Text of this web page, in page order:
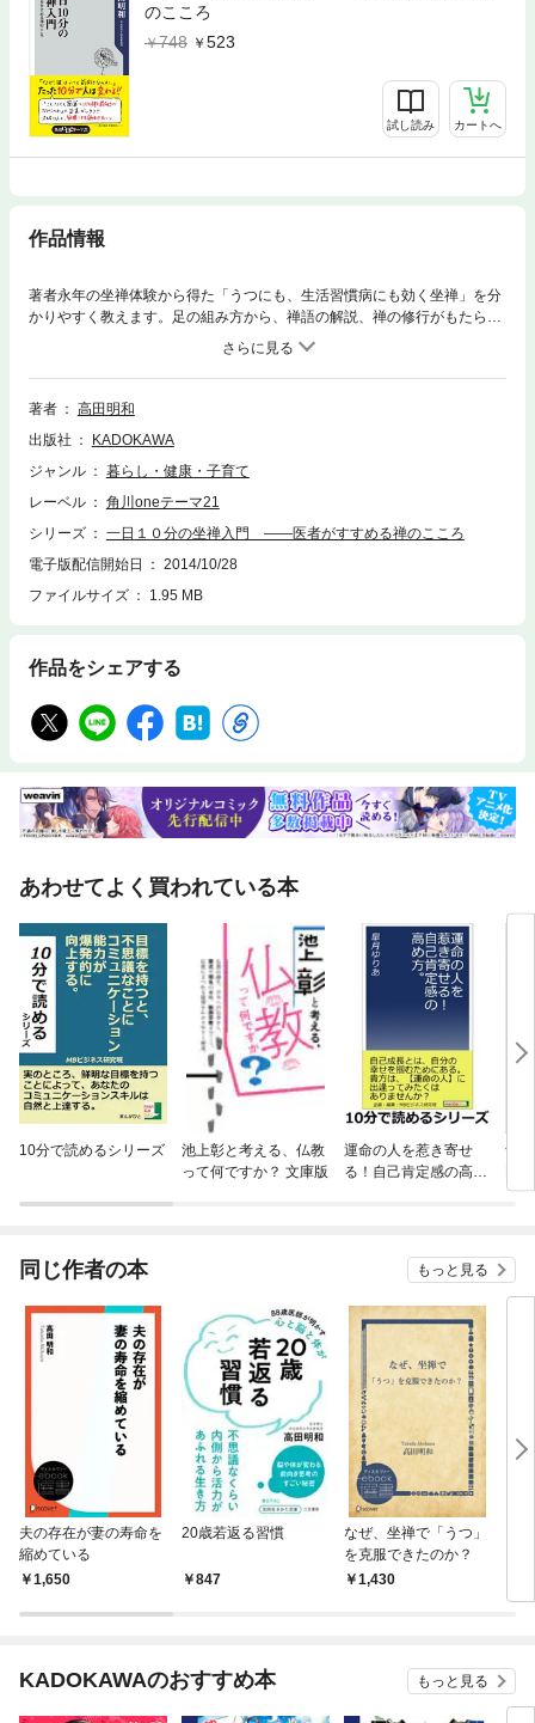
のこころ
748
523
試し読み カートへ
作品情報
著者永年の坐禅体験から得た「うつにも、生活習慣病にも効く坐禅」を分
かりやすく教えます。足の組み方から、禅語の解説、禅の修行がもたらす
体への影響について徹底的に解説します。
著者
高田明和
出版社
KADOKAWA
ジャンル
暮らし・健康・子育て
レーベル
角川oneテーマ21
シリーズ
一日１０分の坐禅入門 ――医者がすすめる禅のこころ
電子版配信開始日
2014/10/28
ファイルサイズ
1.95 MB
作品をシェアする
あわせてよく買われている本
10分で読めるシリーズ
池上彰と考える、仏教
って何ですか？ 文庫版
運命の人を惹き寄せ
る！自己肯定感の高め
予
る
同じ作者の本 もっと見る
夫の存在が妻の寿命を
縮めている
1,650
20歳若返る習慣
847
なぜ、坐禅で「うつ」
を克服できたのか？
1,430
KADOKAWAのおすすめ本 もっと見る